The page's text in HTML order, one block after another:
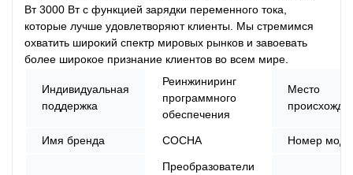
Вт 3000 Вт с функцией зарядки переменного тока,
которые лучше удовлетворяют клиенты. Мы стремимся
охватить широкий спектр мировых рынков и завоевать
более широкое признание клиентов во всем мире.
Индивидуальная
поддержка
Реинжиниринг
программного
обеспечения
Место
Имя бренда СОСНА Номер
Преобразователи